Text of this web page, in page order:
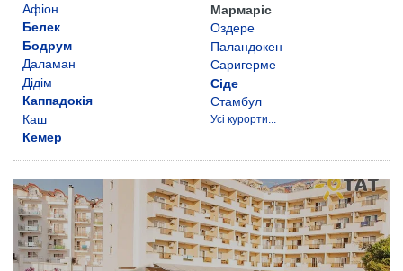
Афіон
Белек
Бодрум
Даламан
Дідім
Каппадокія
Каш
Кемер
Мармаріс
Оздере
Паландокен
Саригерме
Сіде
Стамбул
Усі курорти...